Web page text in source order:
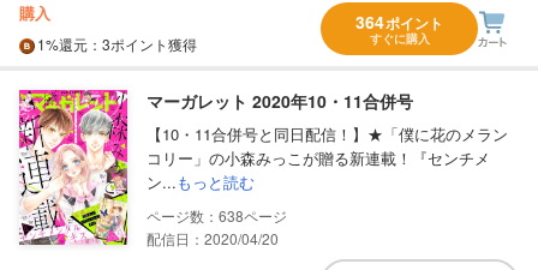
購入
1%還元 ：3ポイント獲得
364ポイント
すぐに購入
マーガレット 2020年10・11合併号
【10・11合併号と同日配信！】★「僕に花のメラン
コリー」の小森みっこが贈る新連載！『センチメ
ン...もっと読む
638
配信日：2020/04/20